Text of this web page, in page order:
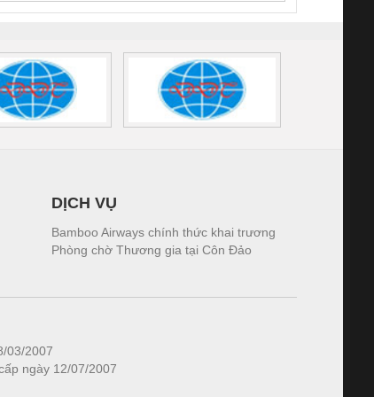
DỊCH VỤ
Bamboo Airways chính thức khai trương
Phòng chờ Thương gia tại Côn Đảo
03/2007
ngày 12/07/2007